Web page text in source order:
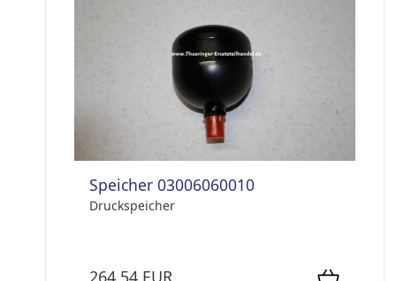
Speicher 03006060010
Druckspeicher
264,54 EUR